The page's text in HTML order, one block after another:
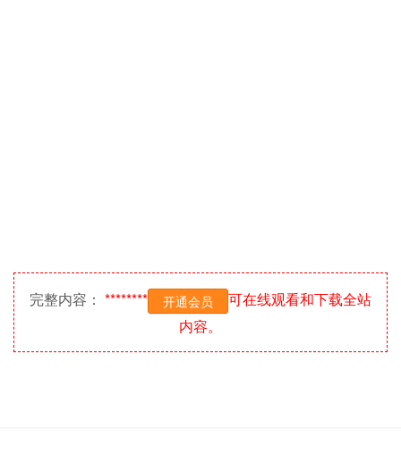
完整内容： ******** 开通会员
可在线观看和下载全站
内容。